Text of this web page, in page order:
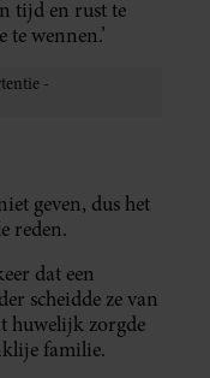
tijd en rust te
wennen.’
geven, dus het
reden.
dat een
scheidde ze van
huwelijk zorgde
familie.